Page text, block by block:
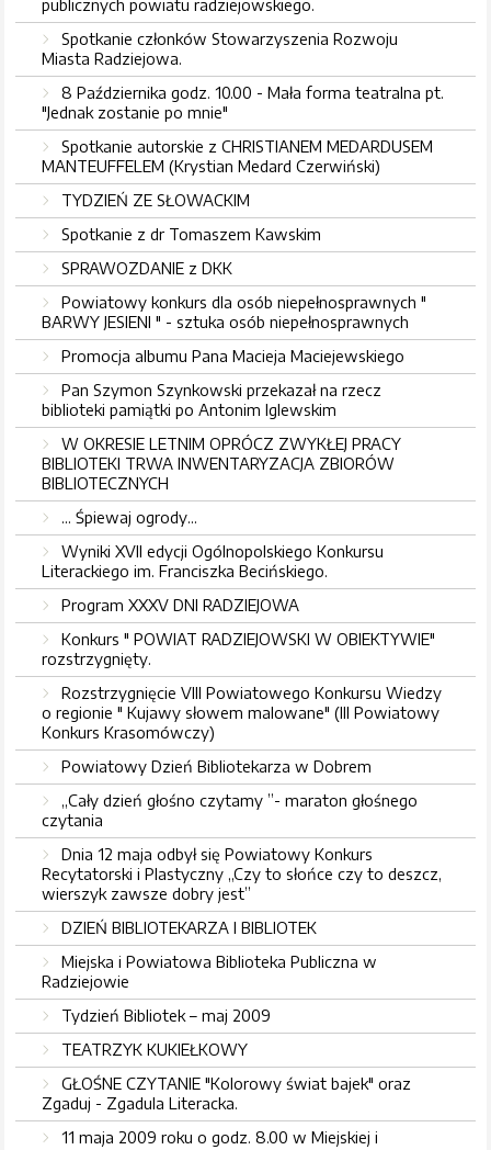
publicznych powiatu radziejowskiego.
Spotkanie członków Stowarzyszenia Rozwoju
Miasta Radziejowa.
8 Października godz. 10.00 - Mała forma teatralna pt.
"Jednak zostanie po mnie"
Spotkanie autorskie z CHRISTIANEM MEDARDUSEM
MANTEUFFELEM (Krystian Medard Czerwiński)
TYDZIEŃ ZE SŁOWACKIM
Spotkanie z dr Tomaszem Kawskim
SPRAWOZDANIE z DKK
Powiatowy konkurs dla osób niepełnosprawnych "
BARWY JESIENI " - sztuka osób niepełnosprawnych
Promocja albumu Pana Macieja Maciejewskiego
Pan Szymon Szynkowski przekazał na rzecz
biblioteki pamiątki po Antonim Iglewskim
W OKRESIE LETNIM OPRÓCZ ZWYKŁEJ PRACY
BIBLIOTEKI TRWA INWENTARYZACJA ZBIORÓW
BIBLIOTECZNYCH
... Śpiewaj ogrody...
Wyniki XVII edycji Ogólnopolskiego Konkursu
Literackiego im. Franciszka Becińskiego.
Program XXXV DNI RADZIEJOWA
Konkurs " POWIAT RADZIEJOWSKI W OBIEKTYWIE"
rozstrzygnięty.
Rozstrzygnięcie VIII Powiatowego Konkursu Wiedzy
o regionie " Kujawy słowem malowane" (III Powiatowy
Konkurs Krasomówczy)
Powiatowy Dzień Bibliotekarza w Dobrem
„Cały dzień głośno czytamy ”- maraton głośnego
czytania
Dnia 12 maja odbył się Powiatowy Konkurs
Recytatorski i Plastyczny „Czy to słońce czy to deszcz,
wierszyk zawsze dobry jest”
DZIEŃ BIBLIOTEKARZA I BIBLIOTEK
Miejska i Powiatowa Biblioteka Publiczna w
Radziejowie
Tydzień Bibliotek – maj 2009
TEATRZYK KUKIEŁKOWY
GŁOŚNE CZYTANIE "Kolorowy świat bajek" oraz
Zgaduj - Zgadula Literacka.
11 maja 2009 roku o godz. 8.00 w Miejskiej i